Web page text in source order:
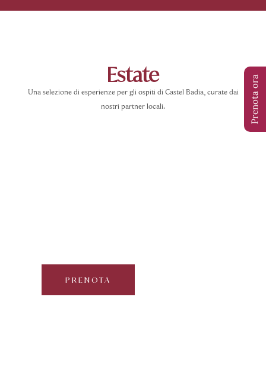
Estate
Una selezione di esperienze per gli ospiti di Castel Badia, curate dai
nostri partner locali.
PRENOTA
Prenota ora